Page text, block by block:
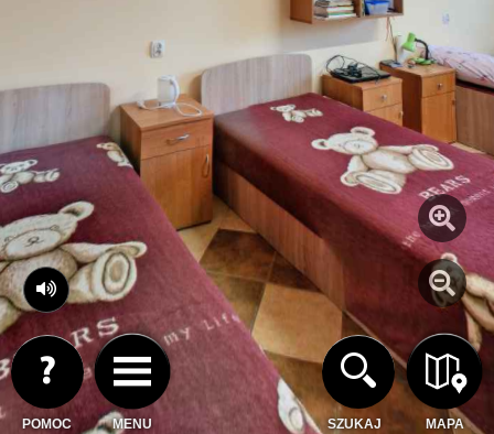
MENU MAPA
POMOC SZUKAJ